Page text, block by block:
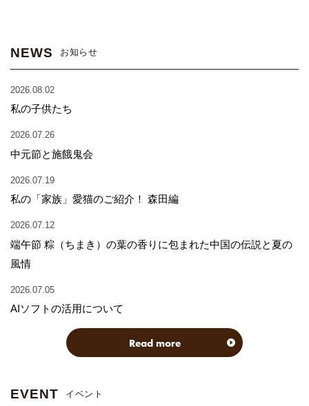
NEWS お知らせ
2026.08.02
私の子供たち
2026.07.26
中元節と施餓鬼会
2026.07.19
私の「家族」愛猫のご紹介！ 森田編
2026.07.12
端午節 粽（ちまき）の葉の香りに包まれた中国の伝説と夏の
風情
2026.07.05
AIソフトの活用について
Read more
EVENT イベント